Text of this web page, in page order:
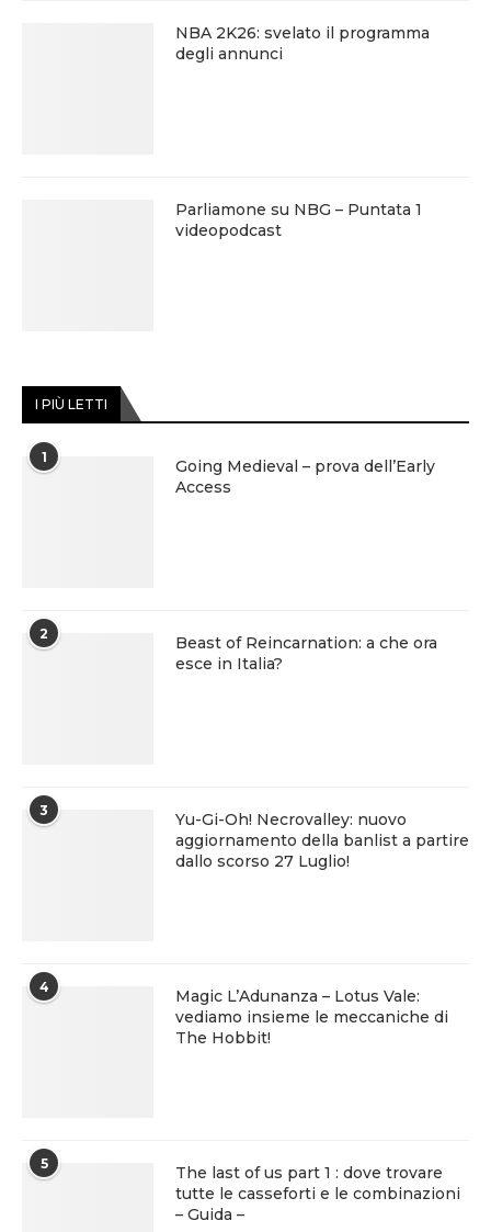
NBA 2K26: svelato il programma
degli annunci
Parliamone su NBG – Puntata 1
videopodcast
I PIÙ LETTI
1
Going Medieval – prova dell’Early
Access
2
Beast of Reincarnation: a che ora
esce in Italia?
3
Yu-Gi-Oh! Necrovalley: nuovo
aggiornamento della banlist a partire
dallo scorso 27 Luglio!
4
Magic L’Adunanza – Lotus Vale:
vediamo insieme le meccaniche di
The Hobbit!
5
The last of us part 1 : dove trovare
tutte le casseforti e le combinazioni
– Guida –